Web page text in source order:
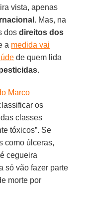
vista, apenas
. Mas, na
dosdireitos dos
a medida vai
de quem lida
.
Marco
os
classes
tóxicos”. Se
como úlceras,
cegueira
só vão fazer parte
morte por